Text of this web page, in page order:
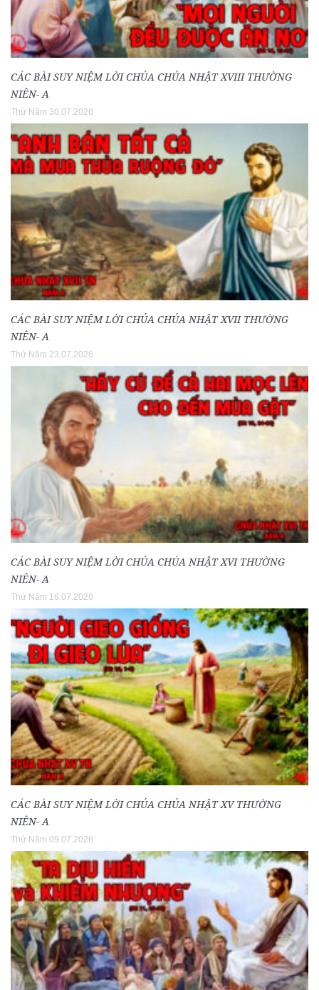
CÁC BÀI SUY NIỆM LỜI CHÚA CHÚA NHẬT XVIII THƯỜNG
NIÊN- A
Thứ Năm 30.07.2026
CÁC BÀI SUY NIỆM LỜI CHÚA CHÚA NHẬT XVII THƯỜNG
NIÊN- A
Thứ Năm 23.07.2026
CÁC BÀI SUY NIỆM LỜI CHÚA CHÚA NHẬT XVI THƯỜNG
NIÊN- A
Thứ Năm 16.07.2026
CÁC BÀI SUY NIỆM LỜI CHÚA CHÚA NHẬT XV THƯỜNG
NIÊN- A
Thứ Năm 09.07.2026